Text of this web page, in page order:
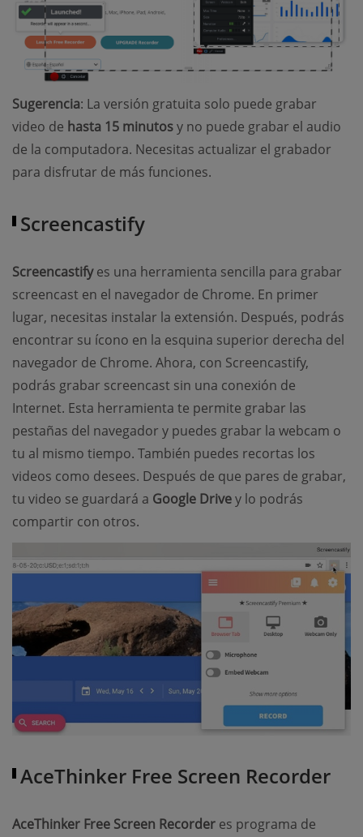
Sugerencia: La versión gratuita solo puede grabar
video de hasta 15 minutosy no puede grabar el audio
de la computadora. Necesitas actualizar el grabador
para disfrutar de más funciones.
Screencastify
Screencastifyes una herramienta sencilla para grabar
screencast en el navegador de Chrome. En primer
lugar, necesitas instalar la extensión. Después, podrás
encontrar su ícono en la esquina superior derecha del
navegador de Chrome. Ahora, con Screencastify,
podrás grabar screencast sin una conexión de
Internet. Esta herramienta te permite grabar las
pestañas del navegador y puedes grabar la webcam o
tu al mismo tiempo. También puedes recortas los
videos como desees. Después de que pares de grabar,
tu video se guardará a Google Drivey lo podrás
compartir con otros.
AceThinker Free Screen Recorder
AceThinker Free Screen Recorder es programa de